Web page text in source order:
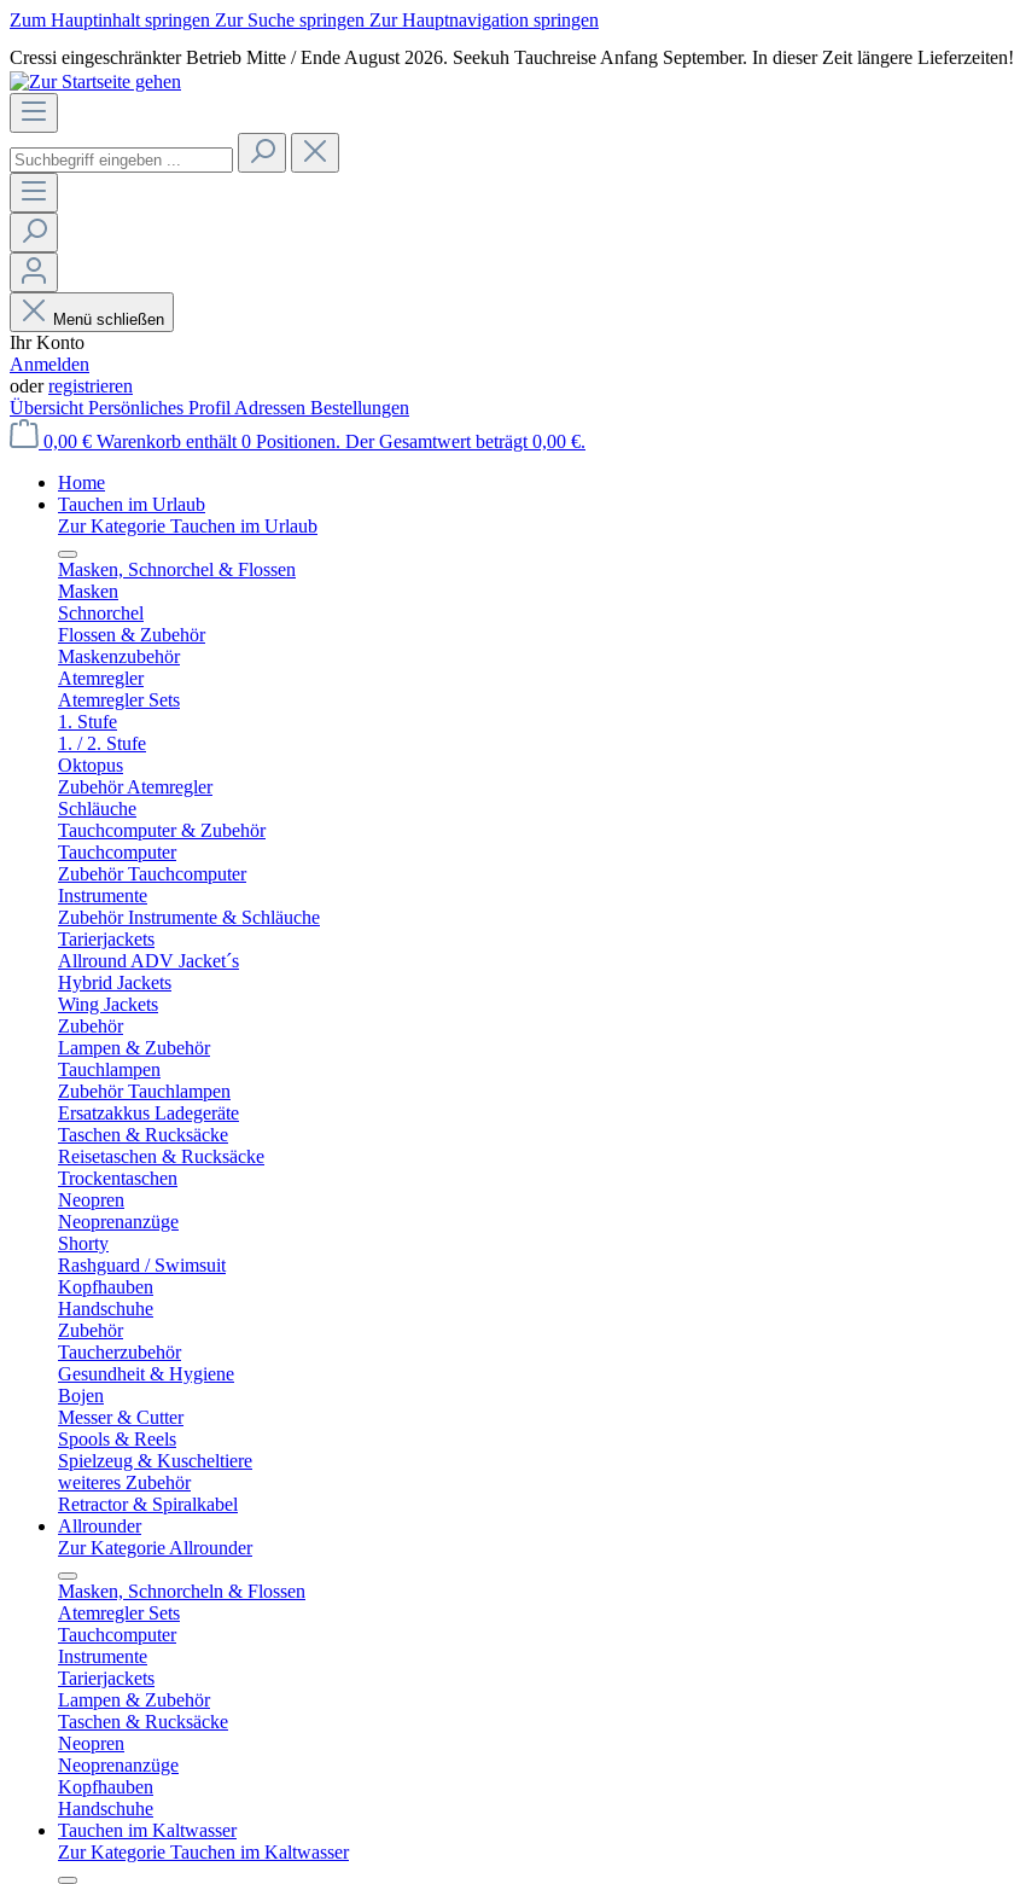
Zum Hauptinhalt springen Zur Suche springen Zur Hauptnavigation springen
Cressi eingeschränkter Betrieb Mitte / Ende August 2026. Seekuh Tauchreise Anfang September. In dieser Zeit längere Lieferzeiten!
Menü schließen
Ihr Konto
Anmelden
oderregistrieren
Übersicht Persönliches Profil Adressen Bestellungen
0,00 € Warenkorb enthält 0 Positionen. Der Gesamtwert beträgt 0,00 €.
Home
Tauchen im Urlaub
Zur Kategorie Tauchen im Urlaub
Masken, Schnorchel & Flossen
Masken
Schnorchel
Flossen & Zubehör
Maskenzubehör
Atemregler
Atemregler Sets
1. Stufe
1. / 2. Stufe
Oktopus
Zubehör Atemregler
Schläuche
Tauchcomputer & Zubehör
Tauchcomputer
Zubehör Tauchcomputer
Instrumente
Zubehör Instrumente & Schläuche
Tarierjackets
Allround ADV Jacket´s
Hybrid Jackets
Wing Jackets
Zubehör
Lampen & Zubehör
Tauchlampen
Zubehör Tauchlampen
Ersatzakkus Ladegeräte
Taschen & Rucksäcke
Reisetaschen & Rucksäcke
Trockentaschen
Neopren
Neoprenanzüge
Shorty
Rashguard / Swimsuit
Kopfhauben
Handschuhe
Zubehör
Taucherzubehör
Gesundheit & Hygiene
Bojen
Messer & Cutter
Spools & Reels
Spielzeug & Kuscheltiere
weiteres Zubehör
Retractor & Spiralkabel
Allrounder
Zur Kategorie Allrounder
Masken, Schnorcheln & Flossen
Atemregler Sets
Tauchcomputer
Instrumente
Tarierjackets
Lampen & Zubehör
Taschen & Rucksäcke
Neopren
Neoprenanzüge
Kopfhauben
Handschuhe
Tauchen im Kaltwasser
Zur Kategorie Tauchen im Kaltwasser